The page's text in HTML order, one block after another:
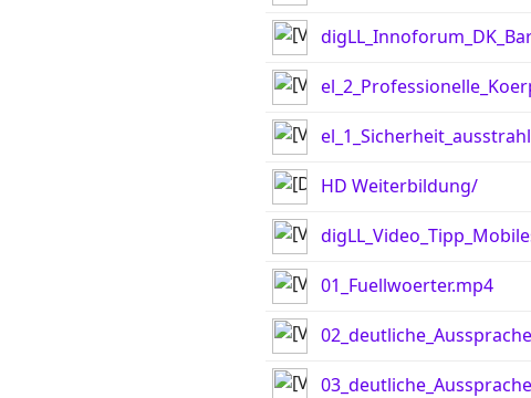
HD Weiterbildung/
01_Fuellwoerter.mp4